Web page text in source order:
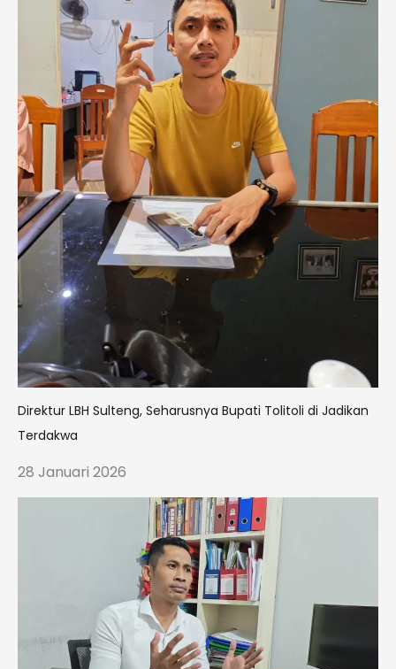
Direktur LBH Sulteng, Seharusnya Bupati Tolitoli di Jadikan
Terdakwa
28 Januari 2026